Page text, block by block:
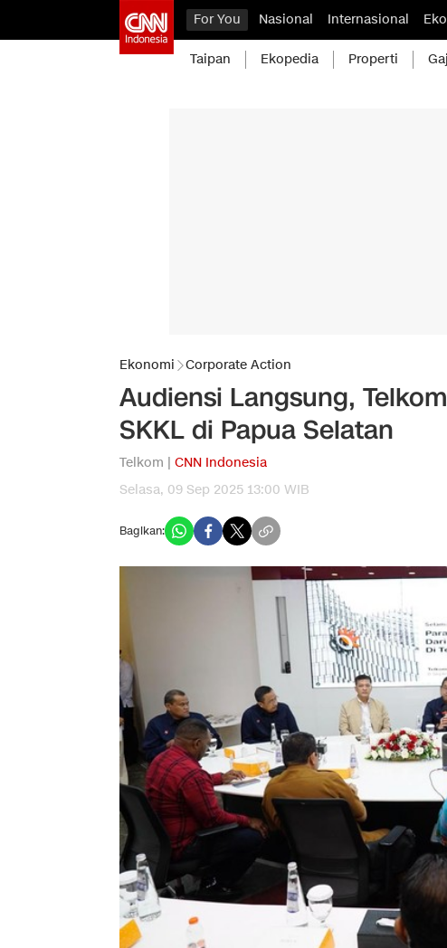
For You Nasional Internasional
Taipan Ekopedia Properti
Ekonomi Corporate Action
Audiensi Langsung,
SKKL di Papua Selatan
Telkom | CNN Indonesia
Selasa, 09 Sep 2025 13:00 WIB
Bagikan: